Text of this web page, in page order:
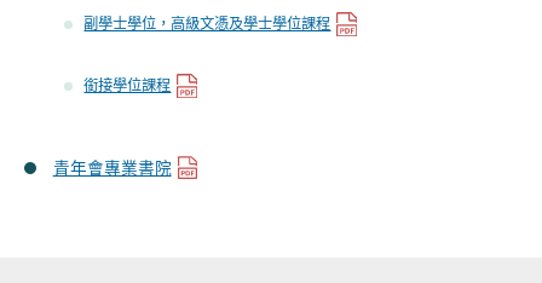
副學士學位，高級文憑及學士學位課程
銜接學位課程
青年會專業書院